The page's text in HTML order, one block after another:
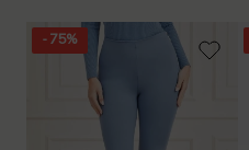
- 75%